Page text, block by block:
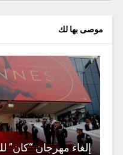
موصى بها لك
إلغاء مهرجان “كان”